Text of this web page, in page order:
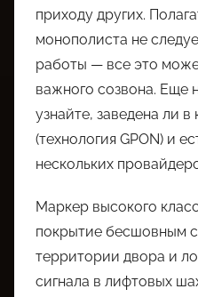
приходу других.
монополиста не
работы — все это
важного созвона. Еще
узнайте, заведена ли
(технология GPON) и
нескольких
Маркер высокого
покрытие бесшовным
территории двора и
сигнала в лифтовых